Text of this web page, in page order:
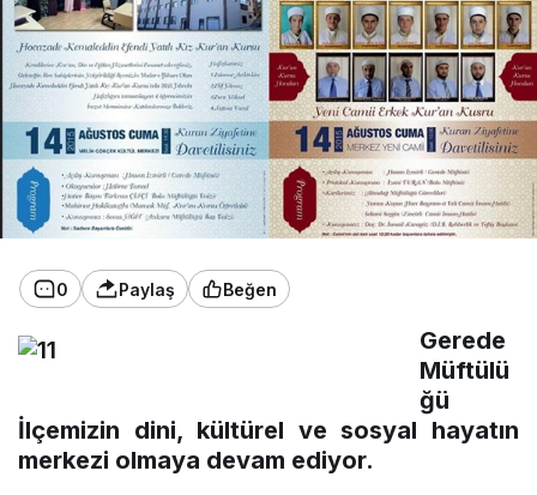
0 Paylaş Beğen
Gerede
Müftülü
ğü
İlçemizin dini, kültürel ve sosyal hayatın
merkezi olmaya devam ediyor.